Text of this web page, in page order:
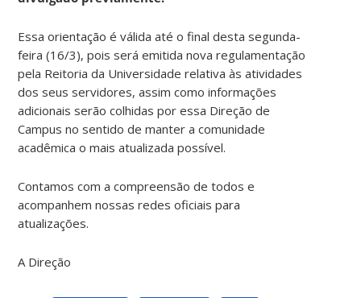
Essa orientação é válida até o final desta segunda-
feira (16/3), pois será emitida nova regulamentação
pela Reitoria da Universidade relativa às atividades
dos seus servidores, assim como informações
adicionais serão colhidas por essa Direção de
Campus no sentido de manter a comunidade
acadêmica o mais atualizada possível.
Contamos com a compreensão de todos e
acompanhem nossas redes oficiais para
atualizações.
A Direção